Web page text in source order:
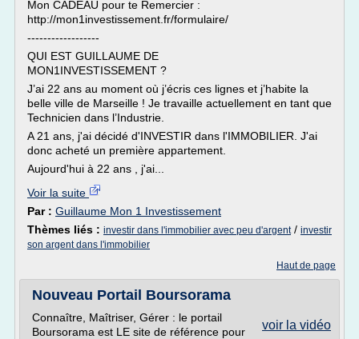
Mon CADEAU pour te Remercier :
http://mon1investissement.fr/formulaire/
------------------
QUI EST GUILLAUME DE
MON1INVESTISSEMENT ?
J’ai 22 ans au moment où j’écris ces lignes et j’habite la
belle ville de Marseille ! Je travaille actuellement en tant que
Technicien dans l’Industrie.
A 21 ans, j'ai décidé d'INVESTIR dans l'IMMOBILIER. J'ai
donc acheté un première appartement.
Aujourd'hui à 22 ans , j'ai...
Voir la suite
Par : Guillaume Mon 1 Investissement
Thèmes liés : investir dans l'immobilier avec peu d'argent/ investir
son argent dans l'immobilier
Haut de page
Nouveau Portail Boursorama
voir la vidéo
Connaître, Maîtriser, Gérer : le portail
Boursorama est LE site de référence pour